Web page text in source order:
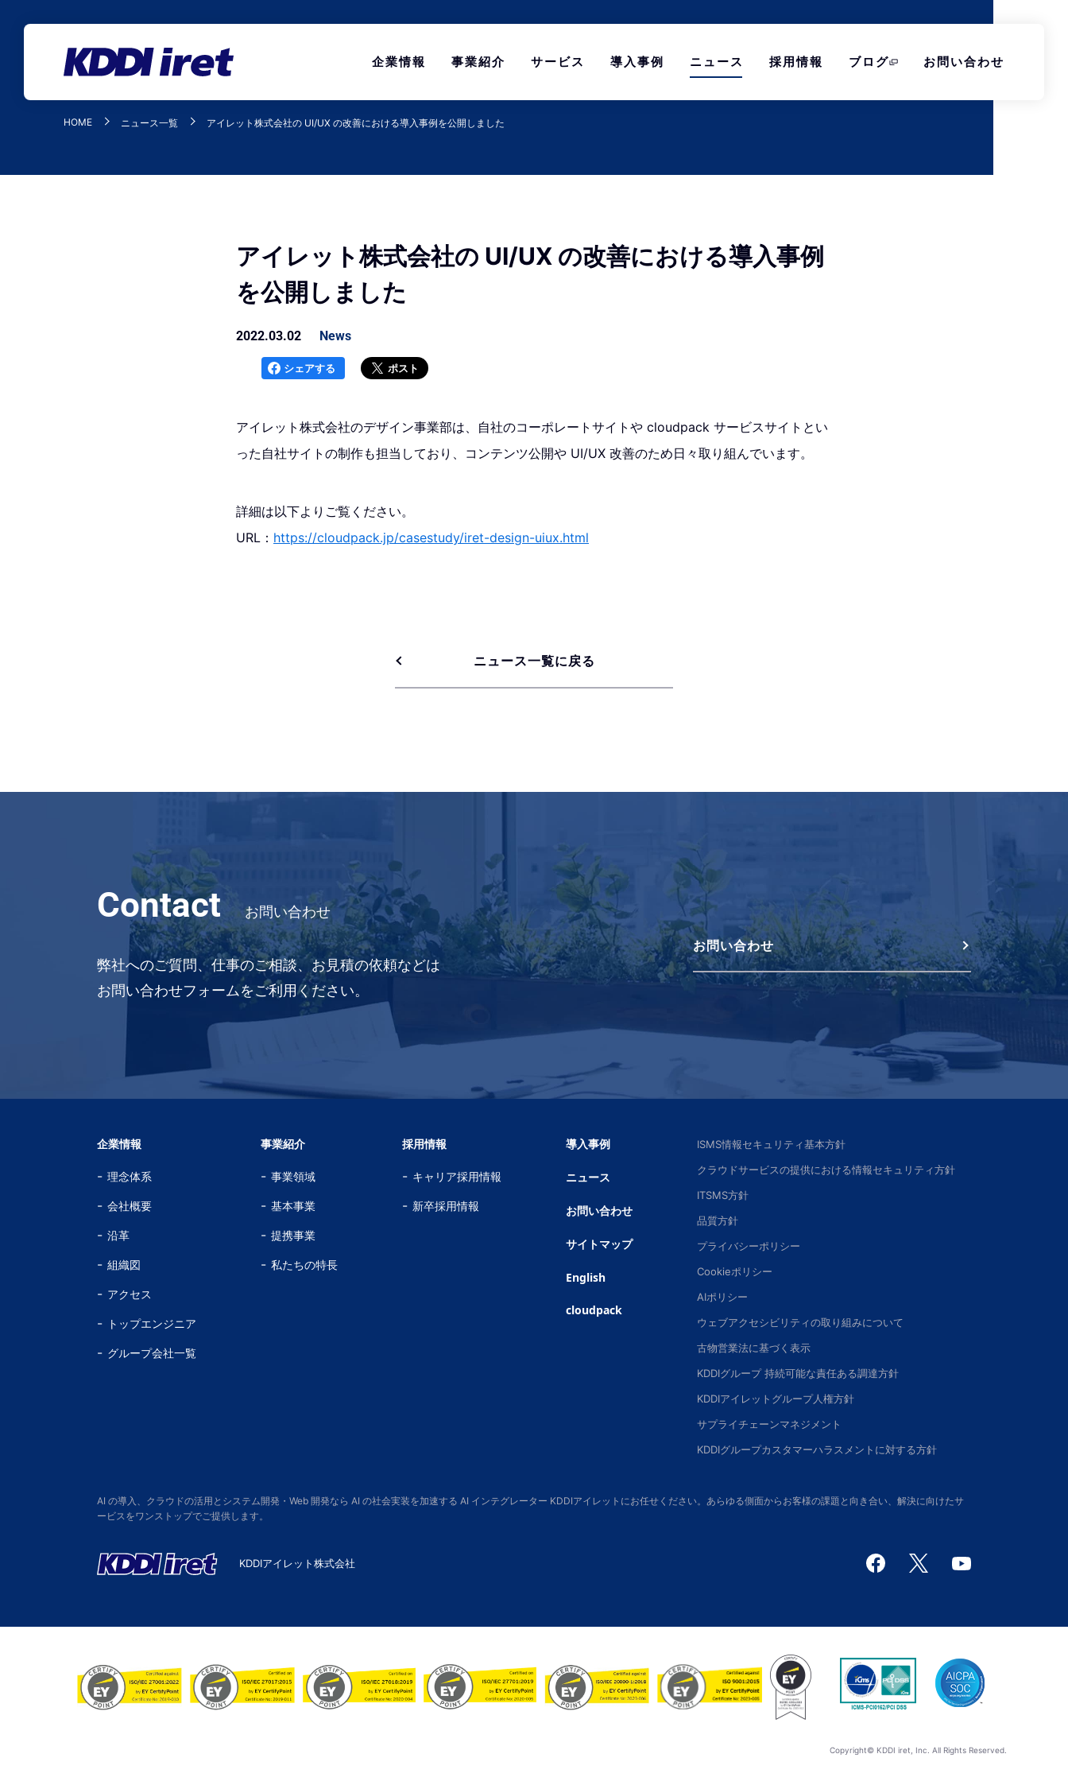
企業情報 事業紹介 サービス 導入事例 ニュース 採用情報 ブログ お問い合わせ
HOME ニュース一覧 アイレット株式会社の UI/UX の改善における導入事例を公開しました
アイレット株式会社の UI/UX の改善における導入事例
を公開しました
2022.03.02 News
シェアする ポスト
アイレット株式会社のデザイン事業部は、自社のコーポレートサイトや cloudpack サービスサイトとい
った自社サイトの制作も担当しており、コンテンツ公開や UI/UX 改善のため日々取り組んでいます。
詳細は以下よりご覧ください。
URL： https://cloudpack.jp/casestudy/iret-design-uiux.html
ニュース一覧に戻る
Contact お問い合わせ
弊社へのご質問、仕事のご相談、お見積の依頼などは
お問い合わせフォームをご利用ください。
お問い合わせ
企業情報
理念体系
会社概要
沿革
組織図
アクセス
トップエンジニア
グループ会社一覧
事業紹介
事業領域
基本事業
提携事業
私たちの特長
採用情報
キャリア採用情報
新卒採用情報
導入事例
ニュース
お問い合わせ
サイトマップ
English
cloudpack
ISMS情報セキュリティ基本方針
クラウドサービスの提供における情報セキュリティ方針
ITSMS方針
品質方針
プライバシーポリシー
Cookieポリシー
AIポリシー
ウェブアクセシビリティの取り組みについて
古物営業法に基づく表示
KDDIグループ 持続可能な責任ある調達方針
KDDIアイレットグループ人権方針
サプライチェーンマネジメント
KDDIグループカスタマーハラスメントに対する方針
AI の導入、クラウドの活用とシステム開発・Web 開発なら AI の社会実装を加速する AI インテグレーター KDDIアイレットにお任せください。あらゆる側面からお客様の課題と向き合い、解決に向けたサ
ービスをワンストップでご提供します。
KDDIアイレット株式会社
Copyright© KDDI iret, Inc. All Rights Reserved.